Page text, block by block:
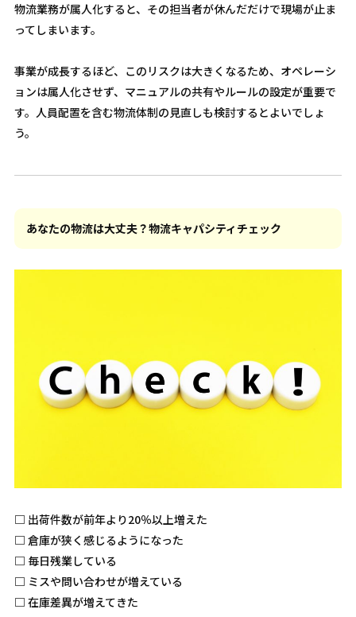
物流業務が属人化すると、その担当者が休んだだけで現場が止ま
ってしまいます。
事業が成長するほど、このリスクは大きくなるため、オペレーシ
ョンは属人化させず、マニュアルの共有やルールの設定が重要で
す。人員配置を含む物流体制の見直しも検討するとよいでしょ
う。
あなたの物流は大丈夫？物流キャパシティチェック
□ 出荷件数が前年より20％以上増えた
□ 倉庫が狭く感じるようになった
□ 毎日残業している
□ ミスや問い合わせが増えている
□ 在庫差異が増えてきた